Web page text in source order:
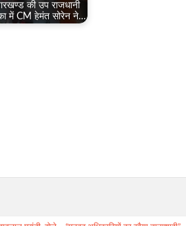
की उप राजधानी
में CM हेमंत सोरेन ने…